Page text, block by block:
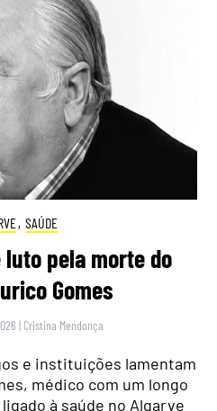
, SAÚDE
pela morte do
Gomes
| Cristina Mendonça
e instituições lamentam
médico com um longo
à saúde no Algarve